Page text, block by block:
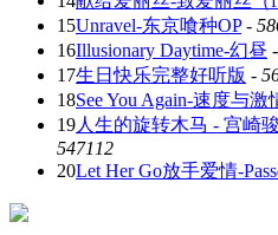
15Unravel-东京喰种OP-
16Illusionary Daytime-幻昼 -
17生日快乐完整好听版 -
18See You Again-速度与激
19人生的旋转木马 - 宫崎
547112
20Let Her Go放手爱情-